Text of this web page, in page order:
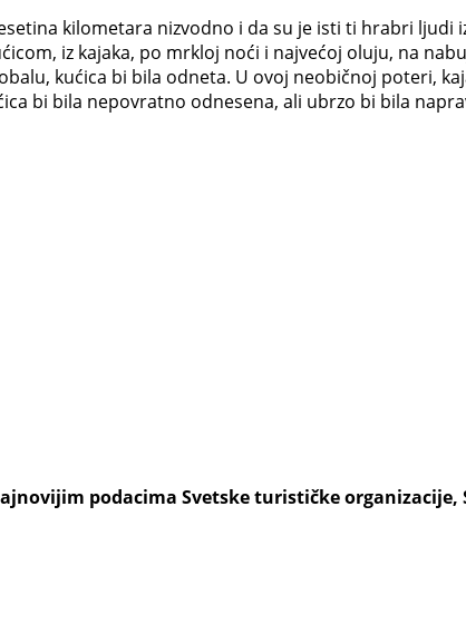
kilometara nizvodno i da su je isti ti hrabri ljudi
iz kajaka, po mrkloj noći i najvećoj oluju, na
kućica bi bila odneta. U ovoj neobičnoj poteri,
bi bila nepovratno odnesena, ali ubrzo bi bila
podacima Svetske turističke organizacije,